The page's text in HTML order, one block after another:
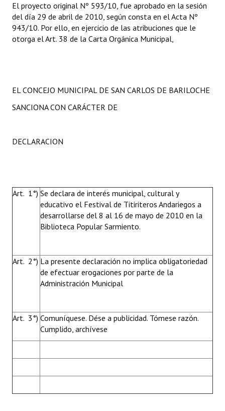
El proyecto original Nº 593/10, fue aprobado en la sesión
del día 29 de abril de 2010, según consta en el Acta Nº
943/10. Por ello, en ejercicio de las atribuciones que le
otorga el Art. 38 de la Carta Orgánica Municipal,
EL CONCEJO MUNICIPAL DE SAN CARLOS DE BARILOCHE
SANCIONA CON CARÁCTER DE
DECLARACION
Art. 1°) Se declara de interés municipal, cultural y
educativo el Festival de Titiriteros Andariegos a
desarrollarse del 8 al 16 de mayo de 2010 en la
Biblioteca Popular Sarmiento.
Art. 2°) La presente declaración no implica obligatoriedad
de efectuar erogaciones por parte de la
Administración Municipal
Art. 3°) Comuníquese. Dése a publicidad. Tómese razón.
Cumplido, archívese